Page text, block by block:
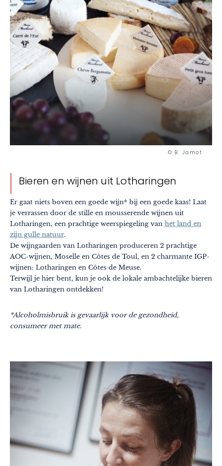
© B. Jamot
Bieren en wijnen uit Lotharingen
Er gaat niets boven een goede wijn* bij een goede kaas! Laat
je verrassen door de stille en mousserende wijnen uit
Lotharingen, een prachtige weerspiegeling van het land en
zijn gulle natuur.
De wijngaarden van Lotharingen produceren 2 prachtige
AOC-wijnen, Moselle en Côtes de Toul, en 2 charmante IGP-
wijnen: Lotharingen en Côtes de Meuse.
Terwijl je hier bent, kun je ook de lokale ambachtelijke bieren
van Lotharingen ontdekken!
*Alcoholmisbruik is gevaarlijk voor de gezondheid,
consumeer met mate.